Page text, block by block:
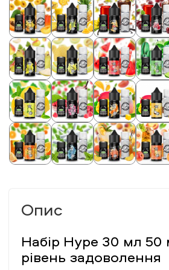
Опис
Набір Hype 30 мл 50
рівень задоволення